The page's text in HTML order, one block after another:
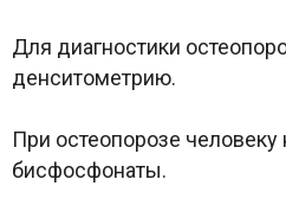
Для диагностики
денситометрию.
При остеопорозе человеку
бисфосфонаты.